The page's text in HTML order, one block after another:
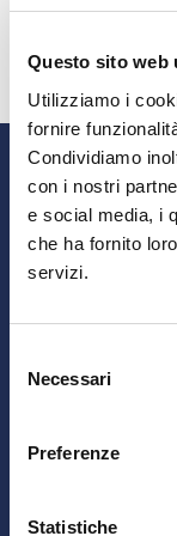
Questo sito web
Utilizziamo i
fornire
Condividiamo
con i nostri
e social media, i
che ha fornito
servizi.
delNecessari
Preferenze
Statistiche
PERCHÉ
COMPETENZA